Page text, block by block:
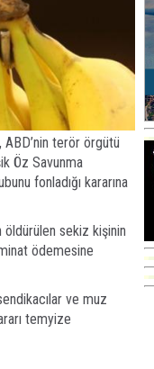
ABD’nin terör örgütü
Öz Savunma
fonladığı kararına
öldürülen sekiz kişinin
ödemesine
ve muz
temyize